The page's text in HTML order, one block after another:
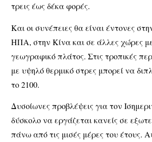
τρεις έως δέκα φορές.
Και οι συνέπειες θα είναι έντονες
ΗΠΑ, στην Κίνα και σε άλλες χώρες
γεωγραφικό πλάτος. Στις τροπικές
με υψηλό θερμικό στρες μπορεί να
το 2100.
Δυσοίωνες προβλέψεις για τον
δύσκολο να εργάζεται κανείς σε
πάνω από τις μισές μέρες του έτους.